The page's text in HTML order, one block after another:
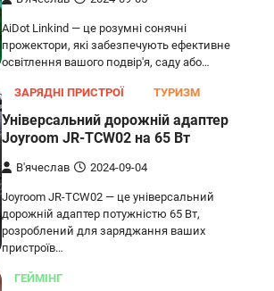
AiDot Linkind — це розумні сонячні
прожектори, які забезпечують ефективне
освітлення вашого подвір'я, саду або…
ЗАРЯДНІ ПРИСТРОЇ ТУРИЗМ
Універсальний дорожній адаптер
Joyroom JR-TCW02 на 65 Вт
В'ячеслав 2024-09-04
Joyroom JR-TCW02 — це універсальний
дорожній адаптер потужністю 65 Вт,
розроблений для заряджання ваших
пристроїв…
ГЕЙМІНГ